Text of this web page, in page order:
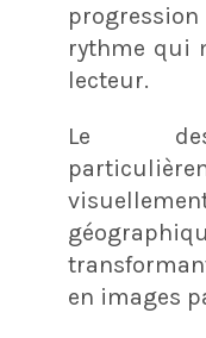
rythme qui
lecteur.
Le
en images